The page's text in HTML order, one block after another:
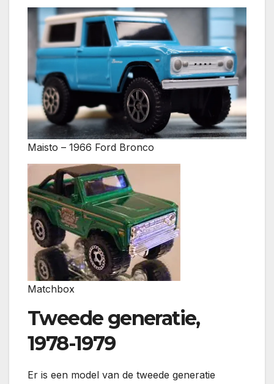
Maisto – 1966 Ford Bronco
Matchbox
Tweede generatie,
1978-1979
Er is een model van de tweede generatie